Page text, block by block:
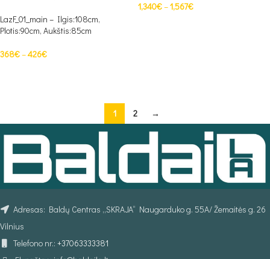
LazF_01_main – Ilgis:108cm,
Plotis:90cm, Aukštis:85cm
368€–426€
1,340€–1,567€
1 2 →
Adresas: Baldų Centras „SKRAJA“ Naugarduko g. 55A/ Žemaitės g. 26
Vilnius
Telefono nr.: +37063333381